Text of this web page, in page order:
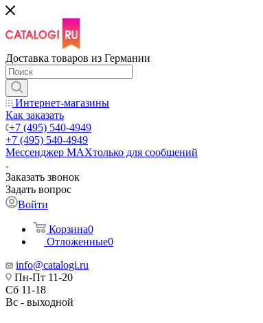
Доставка товаров из Германии
Интернет-магазины
Как заказать
+7 (495) 540-4949
+7 (495) 540-4949
Мессенджер МАХтолько для сообщений
Заказать звонок
Задать вопрос
Войти
Корзина0
Отложенные0
info@catalogi.ru
Пн-Пт 11-20
Сб 11-18
Вс - выходной